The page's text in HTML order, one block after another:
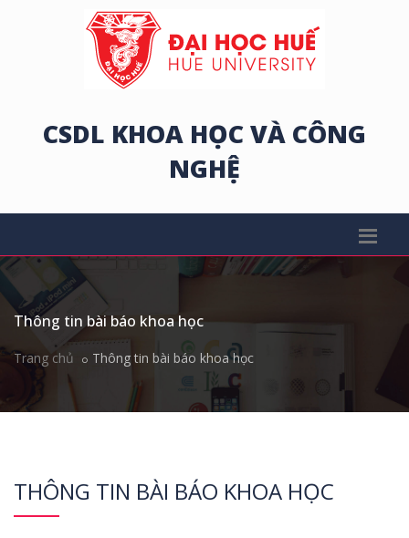
CSDL KHOA HỌC VÀ CÔNG
NGHỆ
Thông tin bài báo khoa học
Trang chủ Thông tin bài báo khoa học
THÔNG TIN BÀI BÁO KHOA HỌC